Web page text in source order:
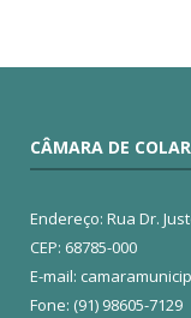
CÂMARA DE
Endereço: Rua Dr.
CEP: 68785-000
E-mail:
Fone: (91) 98605-7129